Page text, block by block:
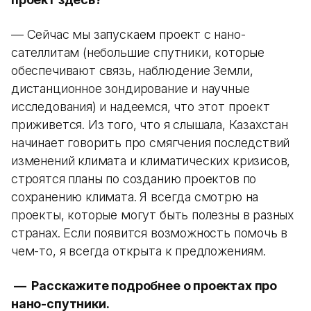
— Сейчас мы запускаем проект с нано-
сателлитам (небольшие спутники, которые
обеспечивают связь, наблюдение Земли,
дистанционное зондирование и научные
исследования) и надеемся, что этот проект
приживется. Из того, что я слышала, Казахстан
начинает говорить про смягчения последствий
изменений климата и климатических кризисов,
строятся планы по созданию проектов по
сохранению климата. Я всегда смотрю на
проекты, которые могут быть полезны в разных
странах. Если появится возможность помочь в
чем-то, я всегда открыта к предложениям.
— Расскажите подробнее о проектах про
нано-спутники.